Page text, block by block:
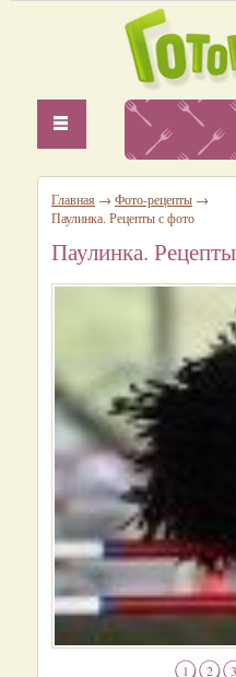
Главная → Фото-рецепты →
Паулинка. Рецепты с фото
Паулинка.
1 2 3